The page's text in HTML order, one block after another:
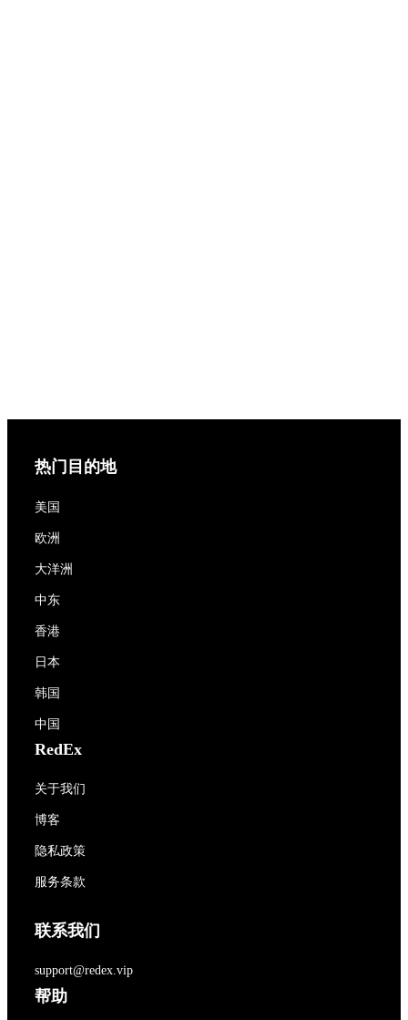
热门目的地
美国
欧洲
大洋洲
中东
香港
日本
韩国
中国
RedEx
关于我们
博客
隐私政策
服务条款
联系我们
support@redex.vip
帮助